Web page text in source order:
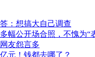
：想搞大自己调查
幅公开场合照，不愧为“
友怨言多
元！钱都去哪了？